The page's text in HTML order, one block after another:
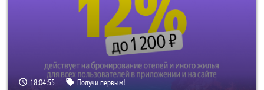
18:04:55 Получи первым!